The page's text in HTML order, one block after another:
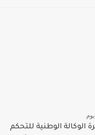
الوطنية للتحكم